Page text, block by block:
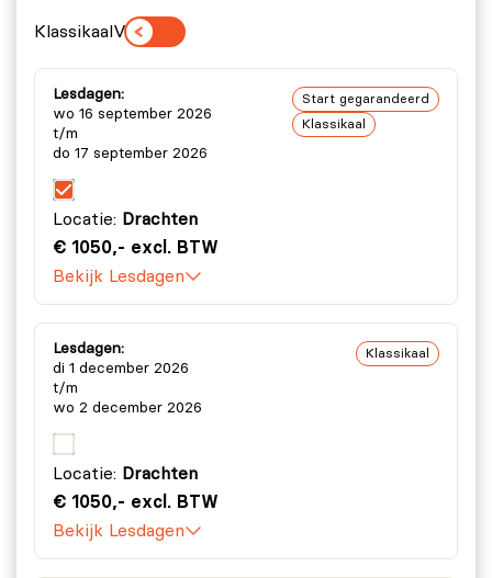
Klassikaal Virtueel
Lesdagen:
wo 16 september 2026
t/m
do 17 september 2026
Start gegarandeerd
Klassikaal
Locatie: Drachten
€ 1050,- excl. BTW
Bekijk Lesdagen
Lesdagen:
di 1 december 2026
t/m
wo 2 december 2026
Klassikaal
Locatie: Drachten
€ 1050,- excl. BTW
Bekijk Lesdagen